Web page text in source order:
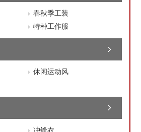
春秋季工装
特种工作服
休闲运动风
冲锋衣